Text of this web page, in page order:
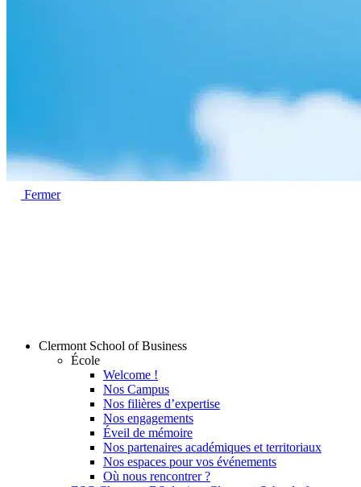
Fermer
Clermont School of Business
École
Welcome !
Nos Campus
Nos filières d’expertise
Nos engagements
Éveil de mémoire
Nos partenaires académiques et territoriaux
Nos espaces pour vos événements
Où nous rencontrer ?